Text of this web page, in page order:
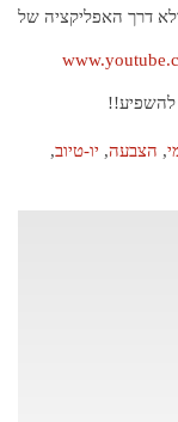
דרך האפליקציה של
, הצבעה, יו-טיוב,